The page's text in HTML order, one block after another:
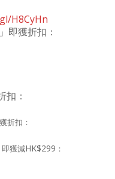
H8CyHn
」即獲折扣：
扣：
折扣：
即獲減HK$299 ：